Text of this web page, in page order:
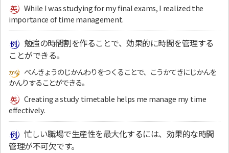
While I was studying for my final exams, I realized the
importance of time management.
勉強の時間割を作ることで、効果的に時間を管理する
ことができる。
べんきょうのじかんわりをつくることで、こうかてきにじかんを
かんりすることができる。
Creating a study timetable helps me manage my time
effectively.
忙しい職場で生産性を最大化するには、効果的な時間
管理が不可欠です。